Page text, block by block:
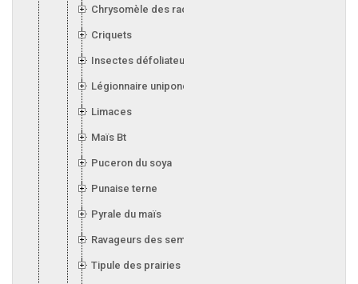
Chrysomèle des racines du maïs
Criquets
Insectes défoliateurs (soya)
Légionnaire uniponctuée
Limaces
Maïs Bt
Puceron du soya
Punaise terne
Pyrale du maïs
Ravageurs des semis
Tipule des prairies